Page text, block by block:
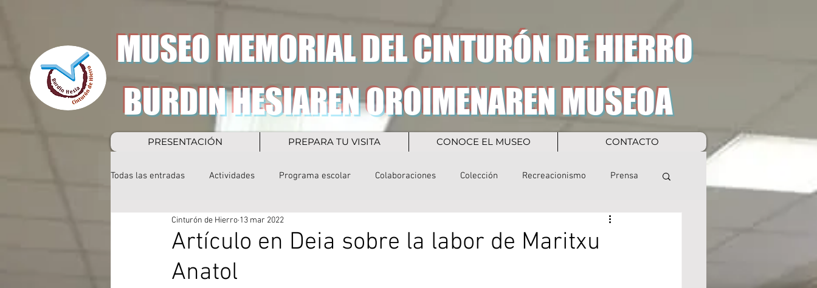
MUSEO MEMORIAL DEL CINTURÓN DE HIERRO
PRESENTACIÓN PREPARA TU VISITA CONOCE EL MUSEO CONTACTO
BURDIN HESIAREN OROIMENAREN MUSEOA
Todas las entradas Actividades Programa escolar Colaboraciones Colección Recreacionismo Prensa
Artículo en Deia sobre la labor de Maritxu
Anatol
Cinturón de Hierro 13 mar 2022